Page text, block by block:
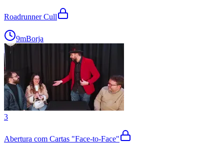
Roadrunner Cull
9mBorja
3
Abertura com Cartas "Face-to-Face"